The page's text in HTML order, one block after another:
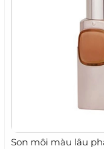
Son môi màu lâu